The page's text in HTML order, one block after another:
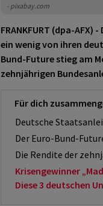
- pixabay.com
FRANKFURT (dpa-
ein wenig von ihren
Bund-Future stieg am
zehnjährigen
Für dich
Deutsche
Der Euro-Bund-
Die Rendite der
Krisengewinner
Diese 3 deutschen